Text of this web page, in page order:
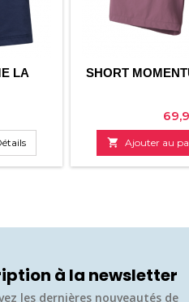
LA
SHORT
Prix
 Ajouter au
à la newsletter
les dernières nouveautés de